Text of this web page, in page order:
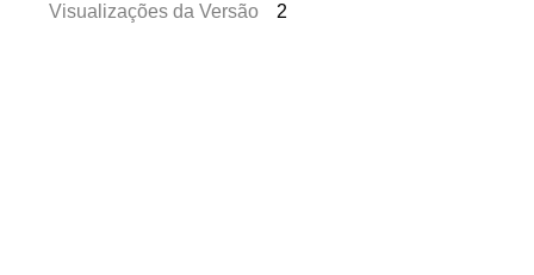
Visualizações da Versão
2